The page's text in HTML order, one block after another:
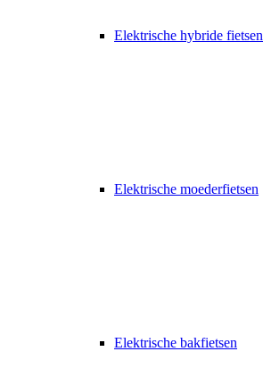
Elektrische hybride fietsen
Elektrische moederfietsen
Elektrische bakfietsen